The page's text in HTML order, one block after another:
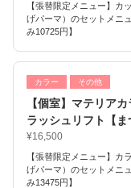
【張替限定メニュー】カ
げパーマ）のセットメニ
み10725円】
カラー その他
【個室】マテリア
ラッシュリフト【ま
¥16,500
【張替限定メニュー】カ
げパーマ）のセットメニ
み13475円】